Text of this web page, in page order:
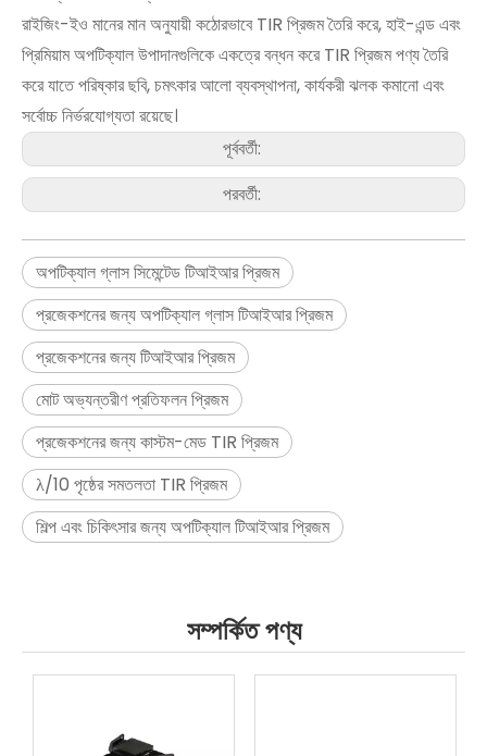
রাইজিং-ইও মানের মান অনুযায়ী কঠোরভাবে TIR প্রিজম তৈরি করে, হাই-এন্ড এবং
প্রিমিয়াম অপটিক্যাল উপাদানগুলিকে একত্রে বন্ধন করে TIR প্রিজম পণ্য তৈরি
করে যাতে পরিষ্কার ছবি, চমৎকার আলো ব্যবস্থাপনা, কার্যকরী ঝলক কমানো এবং
সর্বোচ্চ নির্ভরযোগ্যতা রয়েছে।
পূর্ববর্তী:
পরবর্তী:
অপটিক্যাল গ্লাস সিমেন্টেড টিআইআর প্রিজম
প্রজেকশনের জন্য অপটিক্যাল গ্লাস টিআইআর প্রিজম
প্রজেকশনের জন্য টিআইআর প্রিজম
মোট অভ্যন্তরীণ প্রতিফলন প্রিজম
প্রজেকশনের জন্য কাস্টম-মেড TIR প্রিজম
λ/10 পৃষ্ঠের সমতলতা TIR প্রিজম
শিল্প এবং চিকিৎসার জন্য অপটিক্যাল টিআইআর প্রিজম
সম্পর্কিত পণ্য